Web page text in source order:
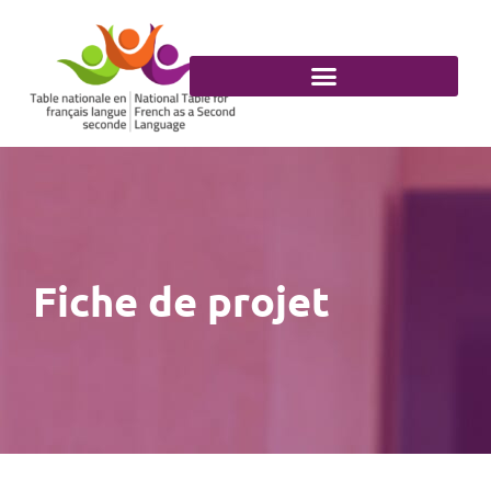
contenu
Fiche de projet